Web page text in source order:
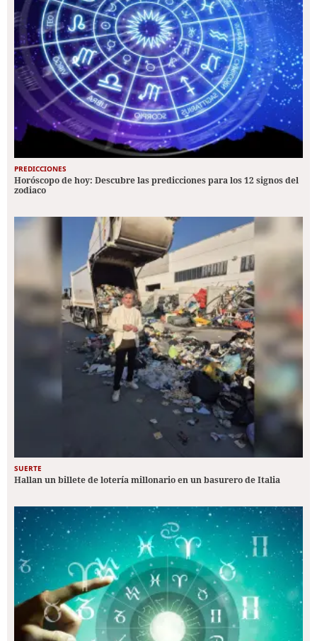
PREDICCIONES
Horóscopo de hoy: Descubre las predicciones para los 12 signos del
zodiaco
SUERTE
Hallan un billete de lotería millonario en un basurero de Italia